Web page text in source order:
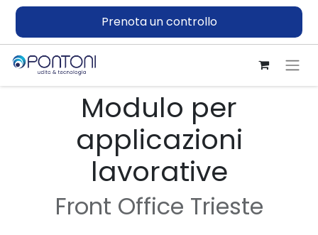
Prenota un controllo
Modulo per
applicazioni
lavorative
Front Office Trieste